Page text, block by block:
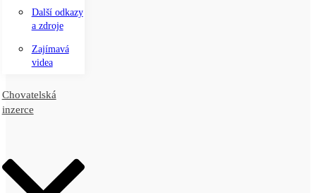
Další odkazy
a zdroje
Zajímavá
videa
Chovatelská
inzerce